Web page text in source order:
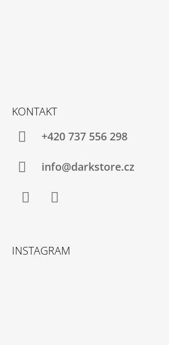
KONTAKT
+420 737 556 298
info@darkstore.cz
INSTAGRAM